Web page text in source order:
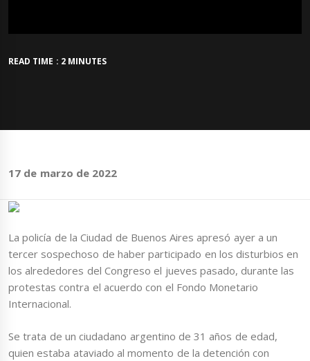
READ TIME : 2 MINUTES
17 de marzo de 2022
La policía de la Ciudad de Buenos Aires apresó ayer a un
tercer sospechoso de haber participado en los disturbios en
los alrededores del Congreso el jueves pasado, durante las
protestas contra el acuerdo con el Fondo Monetario
Internacional.
Se trata de un ciudadano argentino de 31 años de edad,
quien estaba ataviado al momento de la detención con